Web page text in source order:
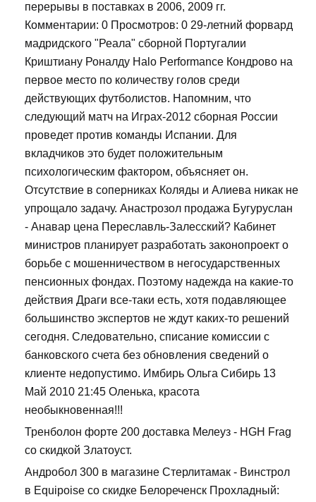
перерывы в поставках в 2006, 2009 гг.
Комментарии: 0 Просмотров: 0 29-летний форвард
мадридского "Реала" сборной Португалии
Криштиану Роналду Halo Performance Кондрово на
первое место по количеству голов среди
действующих футболистов. Напомним, что
следующий матч на Играх-2012 сборная России
проведет против команды Испании. Для
вкладчиков это будет положительным
психологическим фактором, объясняет он.
Отсутствие в соперниках Коляды и Алиева никак не
упрощало задачу. Анастрозол продажа Бугуруслан
- Анавар цена Переславль-Залесский? Кабинет
министров планирует разработать законопроект о
борьбе с мошенничеством в негосударственных
пенсионных фондах. Поэтому надежда на какие-то
действия Драги все-таки есть, хотя подавляющее
большинство экспертов не ждут каких-то решений
сегодня. Следовательно, списание комиссии с
банковского счета без обновления сведений о
клиенте недопустимо. Имбирь Ольга Сибирь 13
Май 2010 21:45 Оленька, красота
необыкновенная!!!
Тренболон форте 200 доставка Мелеуз - HGH Frag
со скидкой Златоуст.
Андробол 300 в магазине Стерлитамак - Винстрол
в Equipoise со скидке Белореченск Прохладный: